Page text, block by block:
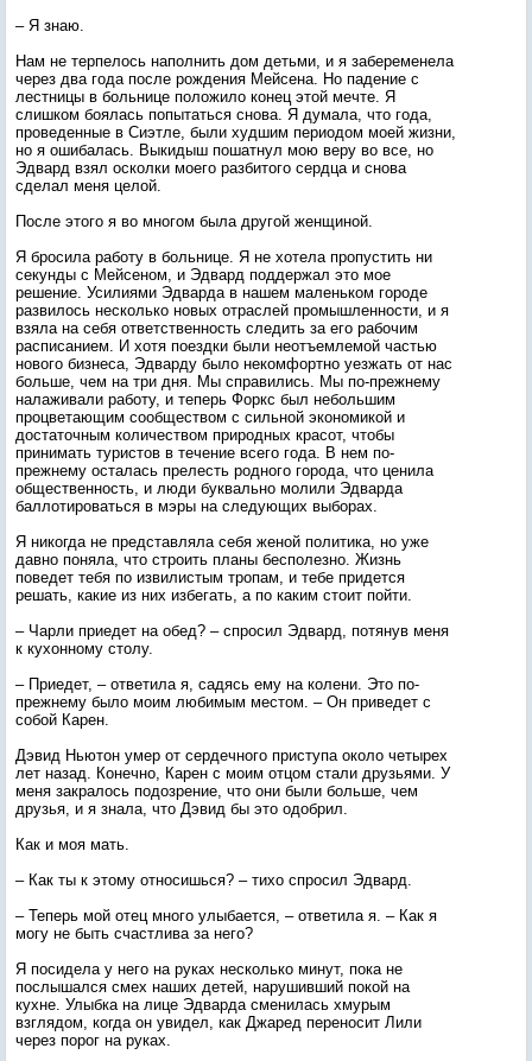
– Я знаю.
Нам не терпелось наполнить дом детьми, и я забеременела
через два года после рождения Мейсена. Но падение с
лестницы в больнице положило конец этой мечте. Я
слишком боялась попытаться снова. Я думала, что года,
проведенные в Сиэтле, были худшим периодом моей жизни,
но я ошибалась. Выкидыш пошатнул мою веру во все, но
Эдвард взял осколки моего разбитого сердца и снова
сделал меня целой.
После этого я во многом была другой женщиной.
Я бросила работу в больнице. Я не хотела пропустить ни
секунды с Мейсеном, и Эдвард поддержал это мое
решение. Усилиями Эдварда в нашем маленьком городе
развилось несколько новых отраслей промышленности, и я
взяла на себя ответственность следить за его рабочим
расписанием. И хотя поездки были неотъемлемой частью
нового бизнеса, Эдварду было некомфортно уезжать от нас
больше, чем на три дня. Мы справились. Мы по-прежнему
налаживали работу, и теперь Форкс был небольшим
процветающим сообществом с сильной экономикой и
достаточным количеством природных красот, чтобы
принимать туристов в течение всего года. В нем по-
прежнему осталась прелесть родного города, что ценила
общественность, и люди буквально молили Эдварда
баллотироваться в мэры на следующих выборах.
Я никогда не представляла себя женой политика, но уже
давно поняла, что строить планы бесполезно. Жизнь
поведет тебя по извилистым тропам, и тебе придется
решать, какие из них избегать, а по каким стоит пойти.
– Чарли приедет на обед? – спросил Эдвард, потянув меня
к кухонному столу.
– Приедет, – ответила я, садясь ему на колени. Это по-
прежнему было моим любимым местом. – Он приведет с
собой Карен.
Дэвид Ньютон умер от сердечного приступа около четырех
лет назад. Конечно, Карен с моим отцом стали друзьями. У
меня закралось подозрение, что они были больше, чем
друзья, и я знала, что Дэвид бы это одобрил.
Как и моя мать.
– Как ты к этому относишься? – тихо спросил Эдвард.
– Теперь мой отец много улыбается, – ответила я. – Как я
могу не быть счастлива за него?
Я посидела у него на руках несколько минут, пока не
послышался смех наших детей, нарушивший покой на
кухне. Улыбка на лице Эдварда сменилась хмурым
взглядом, когда он увидел, как Джаред переносит Лили
через порог на руках.